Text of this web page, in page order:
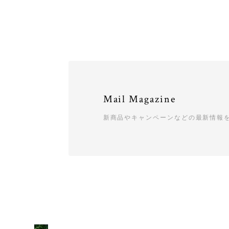
Mail Magazine
新商品やキャンペーンなどの最新情報